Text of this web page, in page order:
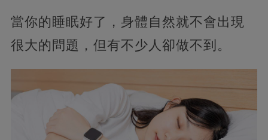
當你的睡眠好了，身體自然就不會出現
很大的問題，但有不少人卻做不到。